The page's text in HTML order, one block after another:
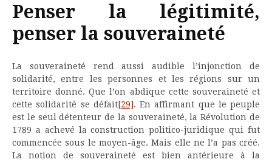
Penser la légitimité,
penser la souveraineté
La souveraineté rend aussi audible l’injonction de
solidarité, entre les personnes et les régions sur un
territoire donné. Que l’on abdique cette souveraineté et
cette solidarité se défait[29]. En affirmant que le peuple
est le seul détenteur de la souveraineté, la Révolution de
1789 a achevé la construction politico-juridique qui fut
commencée sous le moyen-âge. Mais elle ne l’a pas créé.
La notion de souveraineté est bien antérieure à la